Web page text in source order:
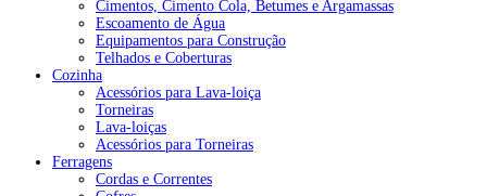
Cimentos, Cimento Cola, Betumes e Argamassas
Escoamento de Água
Equipamentos para Construção
Telhados e Coberturas
Cozinha
Acessórios para Lava-loiça
Torneiras
Lava-loiças
Acessórios para Torneiras
Ferragens
Cordas e Correntes